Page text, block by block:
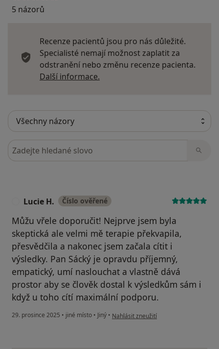
5 názorů
Recenze pacientů jsou pro nás důležité.
Specialisté nemají možnost zaplatit za
odstranění nebo změnu recenze pacienta.
Další informace.
Hledejte v názorech
Lucie H. Číslo ověřené
Můžu vřele doporučit! Nejprve jsem byla
skeptická ale velmi mě terapie překvapila,
přesvědčila a nakonec jsem začala cítit i
výsledky. Pan Sácký je opravdu příjemný,
empatický, umí naslouchat a vlastně dává
prostor aby se člověk dostal k výsledkům sám i
když u toho cítí maximální podporu.
29. prosince 2025 • jiné místo • Jiný • podle názoru uživatele Lucie H.
Nahlásit zneužití